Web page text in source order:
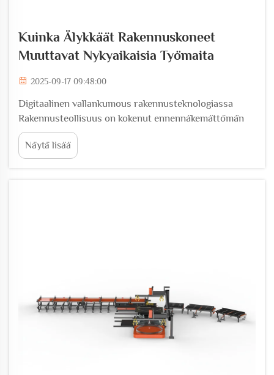
Kuinka Älykkäät Rakennuskoneet
Muuttavat Nykyaikaisia Työmaita
2025-09-17 09:48:00
Digitaalinen vallankumous rakennusteknologiassa
Rakennusteollisuus on kokenut ennennäkemättömän
muutoksen, kun älykäyttöinen rakennustekniikka
uudistaa perinteisiä työnkulkuja ja menetelmiä. Tämä
teknologinen kehitys mullistaa...
Näytä lisää